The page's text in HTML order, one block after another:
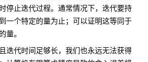
停止迭代过程。通常情况下，迭代要持
一个特定的量为止；可以证明这等同于
量。
迭代时间足够长，我们也永远无法获得